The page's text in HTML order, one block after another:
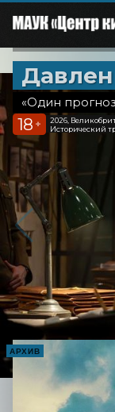
«Один
18 +
2026,
Исторический
АРХИВ